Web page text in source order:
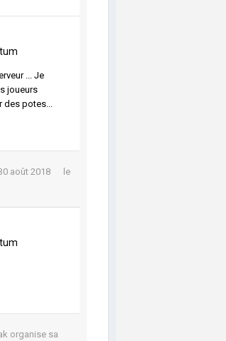
... Je
joueurs
potes...
août 2018
le
organise sa